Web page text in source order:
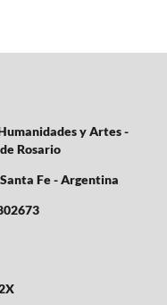
y Artes -
Rosario
Fe - Argentina